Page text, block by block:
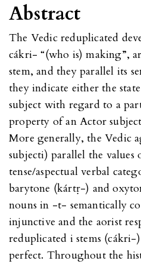
Abstract
The Vedic reduplicated
cákri- “(who is) making”,
stem, and they parallel its
they indicate either the
subject with regard to a
property of an Actor
More generally, the Vedic
subjecti) parallel the values
tense/aspectual verbal
barytone (kártṛ-) and
nouns in -t- semantically
injunctive and the aorist
reduplicated i stems (cákri-
perfect. Throughout the